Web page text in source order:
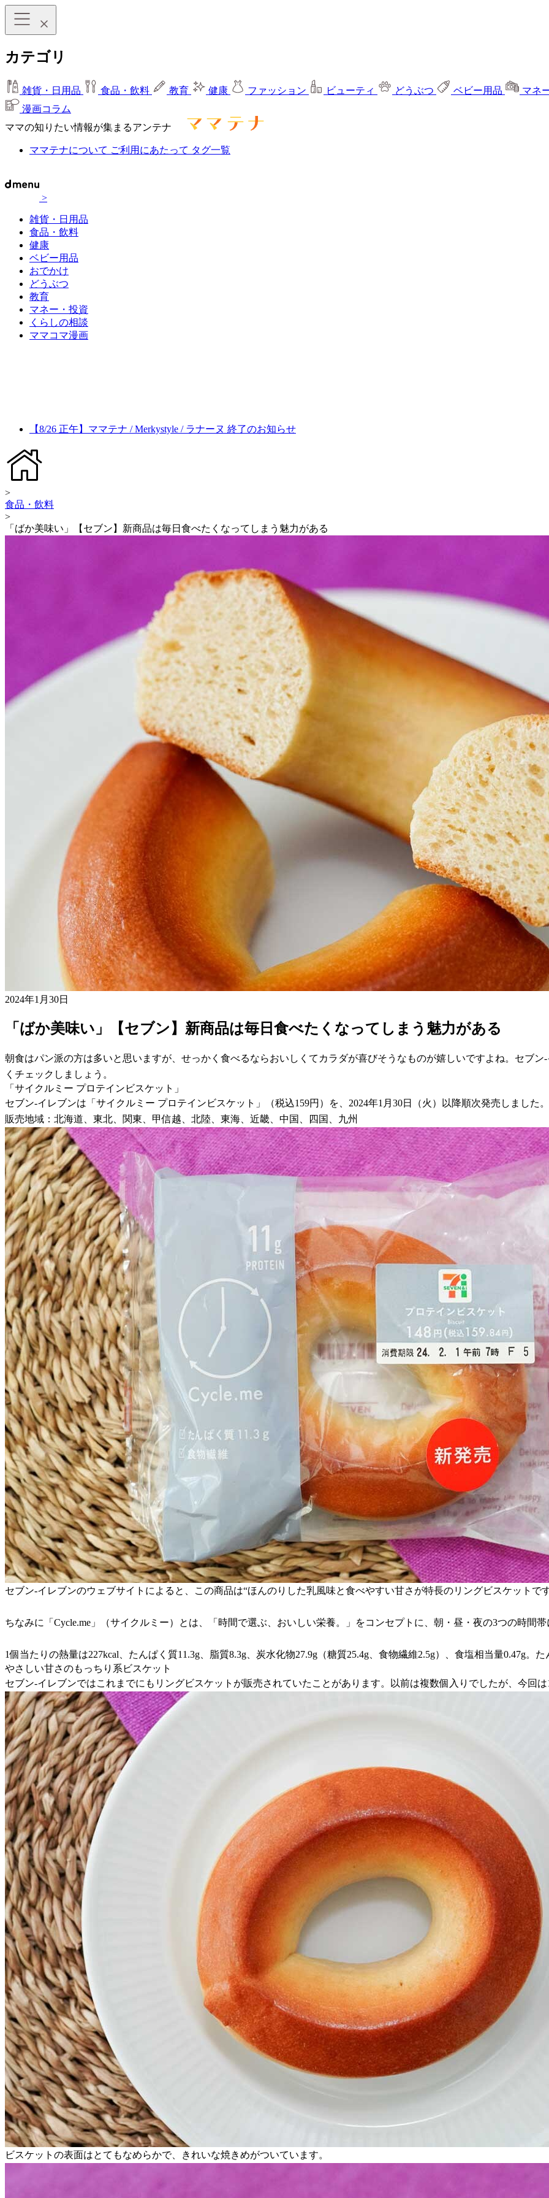
カテゴリ
雑貨・日用品 食品・飲料 教育 健康 ファッション ビューティ どうぶつ ベビー用品
マネ
漫画コラム
ママの知りたい情報が集まるアンテナ
ママテナについて ご利用にあたって タグ一覧
>
雑貨・日用品
食品・飲料
健康
ベビー用品
おでかけ
どうぶつ
教育
マネー・投資
くらしの相談
ママコマ漫画
【8/26 正午】ママテナ / Merkystyle / ラナーヌ 終了のお知らせ
>
食品・飲料
>
「ばか美味い」【セブン】新商品は毎日食べたくなってしまう魅力がある
2024年1月30日
「ばか美味い」【セブン】新商品は毎日食べたくなってしまう魅力がある
朝食はパン派の方は多いと思いますが、せっかく食べるならおいしくてカラダが喜びそうなものが嬉しいですよね。セブ
くチェックしましょう。
「サイクルミー プロテインビスケット」
セブン-イレブンは「サイクルミー プロテインビスケット」（税込159円）を、2024年1月30日（火）以降順次発売しました。
販売地域：北海道、東北、関東、甲信越、北陸、東海、近畿、中国、四国、九州
セブン-イレブンのウェブサイトによると、この商品は“ほんのりした乳風味と食べやすい甘さが特長のリングビスケットで
ちなみに「Cycle.me」（サイクルミー）とは、「時間で選ぶ、おいしい栄養。」をコンセプトに、朝・昼・夜の3つの時間
1個当たりの熱量は227kcal、たんぱく質11.3g、脂質8.3g、炭水化物27.9g（糖質25.4g、食物繊維2.5g）、食塩相当量0.47g。
やさしい甘さのもっちり系ビスケット
セブン-イレブンではこれまでにもリングビスケットが販売されていたことがあります。以前は複数個入りでしたが、今回
ビスケットの表面はとてもなめらかで、きれいな焼きめがついています。